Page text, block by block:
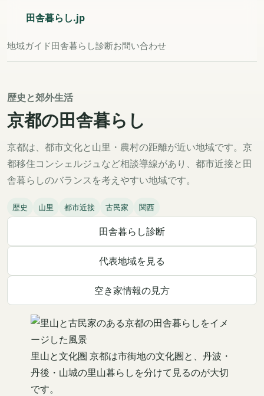
田舎暮らし.jp
地域ガイド田舎暮らし診断お問い合わせ
歴史と郊外生活
京都の田舎暮らし
京都は、都市文化と山里・農村の距離が近い地域です。京
都移住コンシェルジュなど相談導線があり、都市近接と田
舎暮らしのバランスを考えやすい地域です。
歴史 山里 都市近接 古民家 関西
田舎暮らし診断
代表地域を見る
空き家情報の見方
里山と文化圏 京都は市街地の文化圏と、丹波・
丹後・山城の里山暮らしを分けて見るのが大切
です。